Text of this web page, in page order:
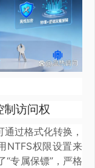
制访问权
过格式化转换，
NTFS权限设置来
“专属保镖”，严格